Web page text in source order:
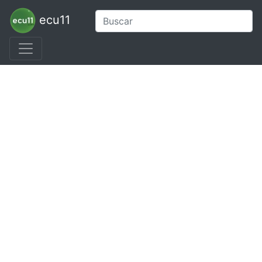
ecu11